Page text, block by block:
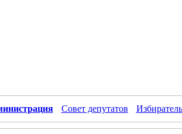
Совет депутатов